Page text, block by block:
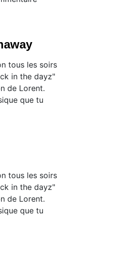
tous les soirs
in the dayz"
de Lorent.
que tu
tous les soirs
in the dayz"
de Lorent.
que tu